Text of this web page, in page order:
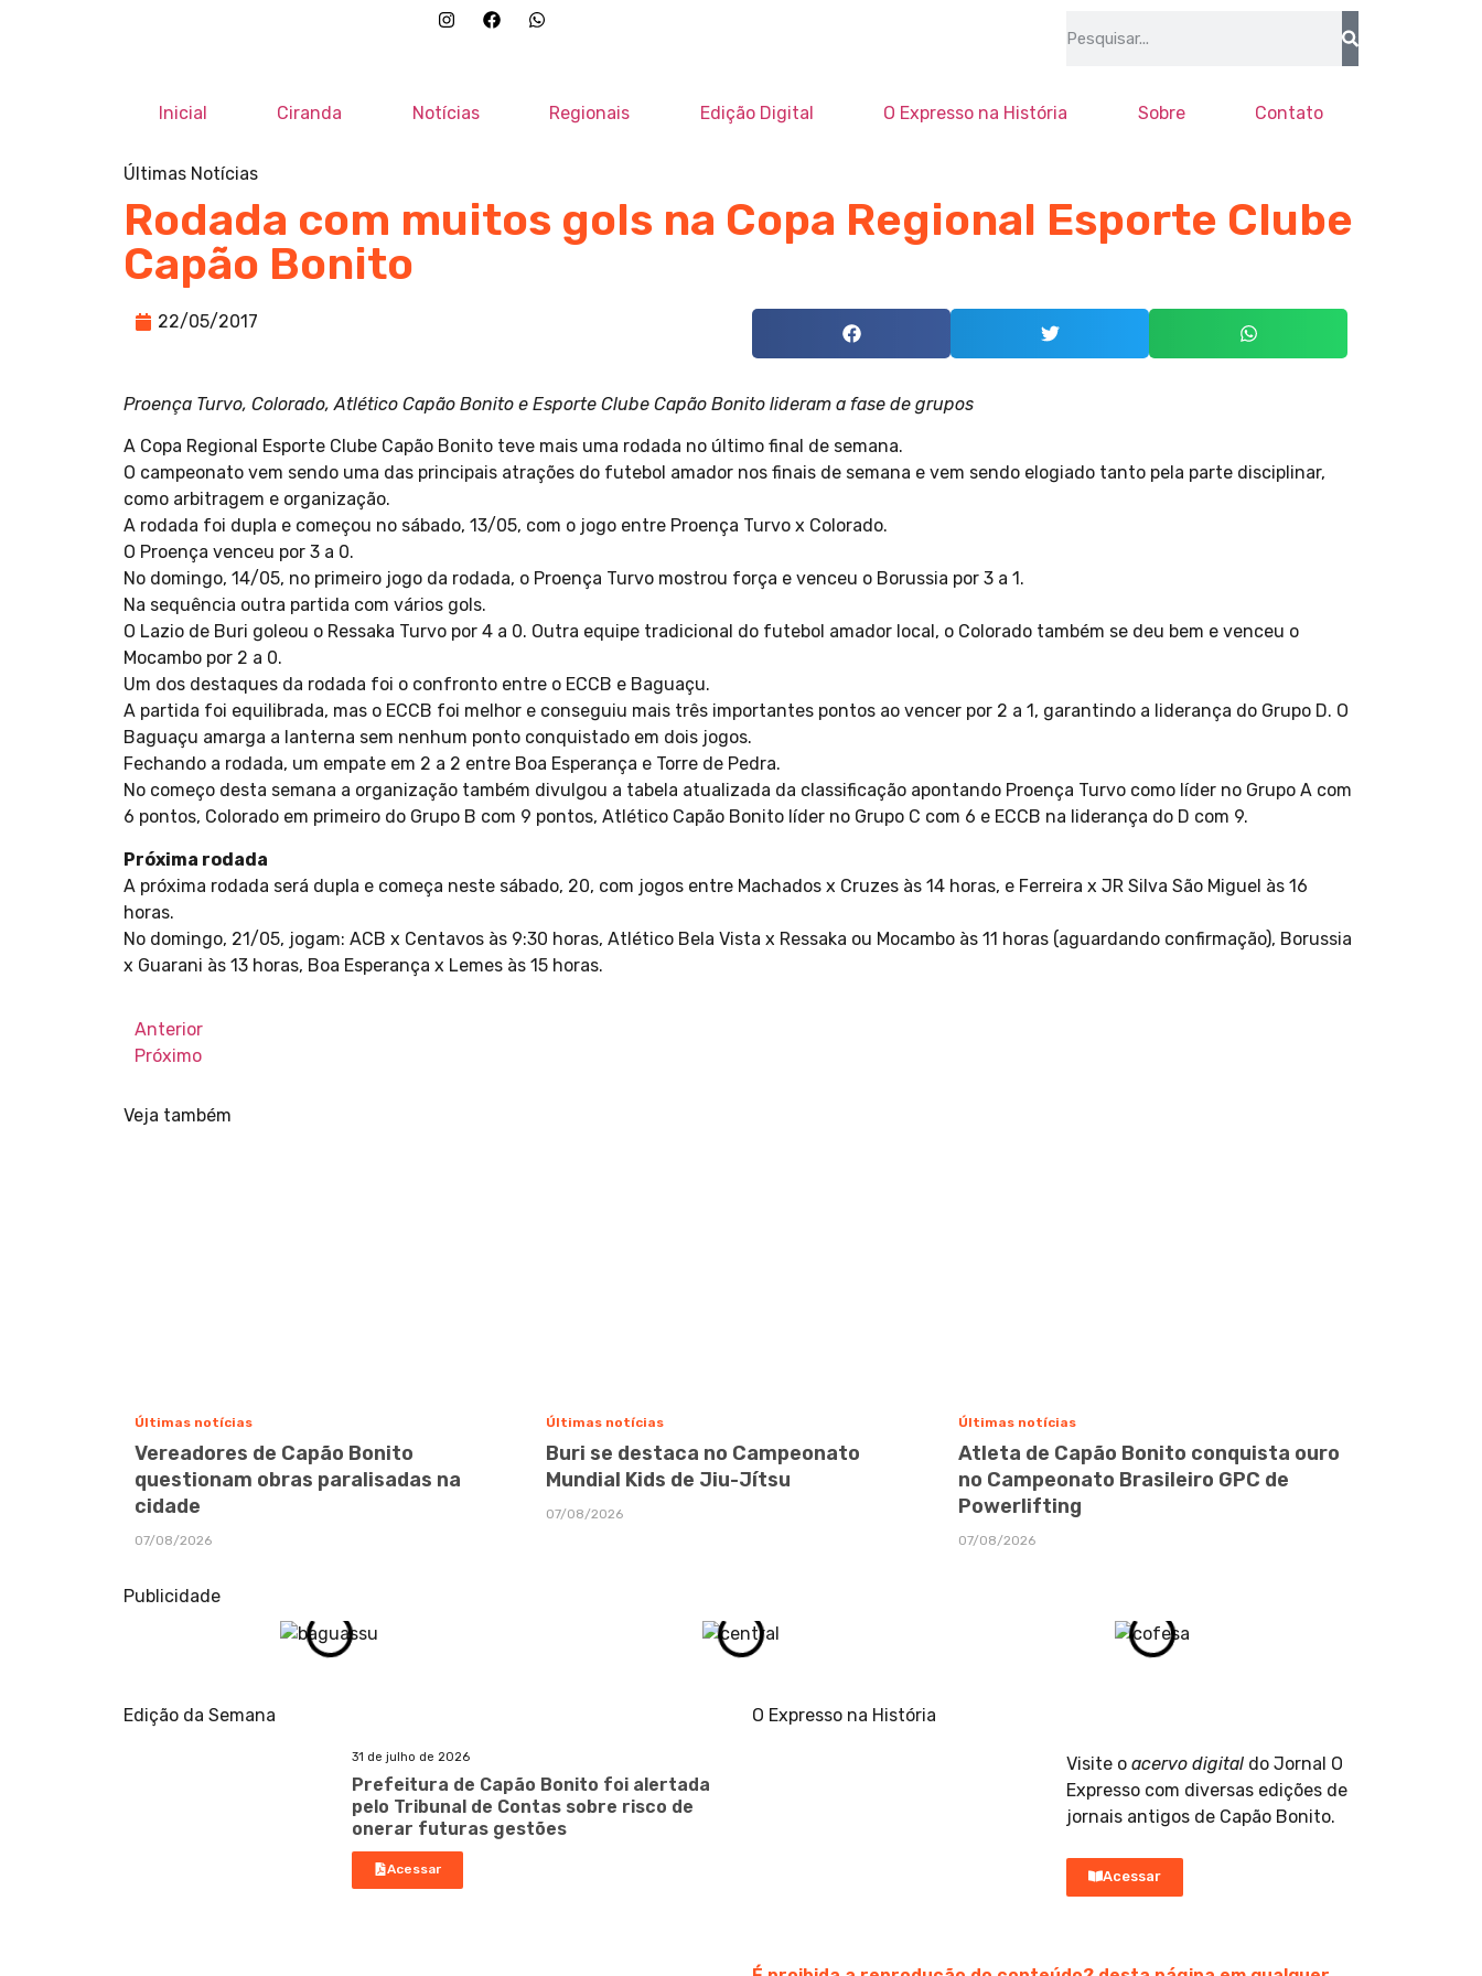
Inicial Ciranda Notícias Regionais Edição Digital O Expresso na História Sobre Contato
Últimas Notícias
Rodada com muitos gols na Copa Regional Esporte Clube
Capão Bonito
22/05/2017
Proença Turvo, Colorado, Atlético Capão Bonito e Esporte Clube Capão Bonito lideram a fase de grupos
A Copa Regional Esporte Clube Capão Bonito teve mais uma rodada no último final de semana.
O campeonato vem sendo uma das principais atrações do futebol amador nos finais de semana e vem sendo elogiado tanto pela parte disciplinar,
como arbitragem e organização.
A rodada foi dupla e começou no sábado, 13/05, com o jogo entre Proença Turvo x Colorado.
O Proença venceu por 3 a 0.
No domingo, 14/05, no primeiro jogo da rodada, o Proença Turvo mostrou força e venceu o Borussia por 3 a 1.
Na sequência outra partida com vários gols.
O Lazio de Buri goleou o Ressaka Turvo por 4 a 0. Outra equipe tradicional do futebol amador local, o Colorado também se deu bem e venceu o
Mocambo por 2 a 0.
Um dos destaques da rodada foi o confronto entre o ECCB e Baguaçu.
A partida foi equilibrada, mas o ECCB foi melhor e conseguiu mais três importantes pontos ao vencer por 2 a 1, garantindo a liderança do Grupo D. O
Baguaçu amarga a lanterna sem nenhum ponto conquistado em dois jogos.
Fechando a rodada, um empate em 2 a 2 entre Boa Esperança e Torre de Pedra.
No começo desta semana a organização também divulgou a tabela atualizada da classificação apontando Proença Turvo como líder no Grupo A com
6 pontos, Colorado em primeiro do Grupo B com 9 pontos, Atlético Capão Bonito líder no Grupo C com 6 e ECCB na liderança do D com 9.
Próxima rodada
A próxima rodada será dupla e começa neste sábado, 20, com jogos entre Machados x Cruzes às 14 horas, e Ferreira x JR Silva São Miguel às 16
horas.
No domingo, 21/05, jogam: ACB x Centavos às 9:30 horas, Atlético Bela Vista x Ressaka ou Mocambo às 11 horas (aguardando confirmação), Borussia
x Guarani às 13 horas, Boa Esperança x Lemes às 15 horas.
Anterior
Próximo
Veja também
Últimas notícias
Vereadores de Capão Bonito
questionam obras paralisadas na
cidade
07/08/2026
Últimas notícias
Buri se destaca no Campeonato
Mundial Kids de Jiu-Jítsu
07/08/2026
Últimas notícias
Atleta de Capão Bonito conquista ouro
no Campeonato Brasileiro GPC de
Powerlifting
07/08/2026
Publicidade
Edição da Semana
31 de julho de 2026
Prefeitura de Capão Bonito foi alertada
pelo Tribunal de Contas sobre risco de
onerar futuras gestões
Acessar
O Expresso na História
Visite o acervo digital do Jornal O
Expresso com diversas edições de
jornais antigos de Capão Bonito.
Acessar